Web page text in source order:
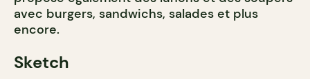
avec burgers, sandwichs, salades et plus
encore.
Sketch